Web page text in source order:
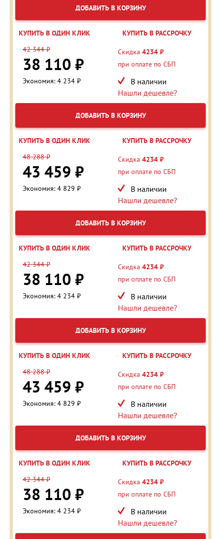
ДОБАВИТЬ В КОРЗИНУ
КУПИТЬ В ОДИН КЛИК
КУПИТЬ В РАССРОЧКУ
42 344 ₽
38 110 ₽
Экономия: 4 234 ₽
Скидка 4234 ₽
при оплате по СБП
В наличии
Нашли дешевле?
ДОБАВИТЬ В КОРЗИНУ
КУПИТЬ В ОДИН КЛИК
КУПИТЬ В РАССРОЧКУ
48 288 ₽
43 459 ₽
Экономия: 4 829 ₽
Скидка 4234 ₽
при оплате по СБП
В наличии
Нашли дешевле?
ДОБАВИТЬ В КОРЗИНУ
КУПИТЬ В ОДИН КЛИК
КУПИТЬ В РАССРОЧКУ
42 344 ₽
38 110 ₽
Экономия: 4 234 ₽
Скидка 4234 ₽
при оплате по СБП
В наличии
Нашли дешевле?
ДОБАВИТЬ В КОРЗИНУ
КУПИТЬ В ОДИН КЛИК
КУПИТЬ В РАССРОЧКУ
48 288 ₽
43 459 ₽
Экономия: 4 829 ₽
Скидка 4234 ₽
при оплате по СБП
В наличии
Нашли дешевле?
ДОБАВИТЬ В КОРЗИНУ
КУПИТЬ В ОДИН КЛИК
КУПИТЬ В РАССРОЧКУ
42 344 ₽
38 110 ₽
Экономия: 4 234 ₽
Скидка 4234 ₽
при оплате по СБП
В наличии
Нашли дешевле?